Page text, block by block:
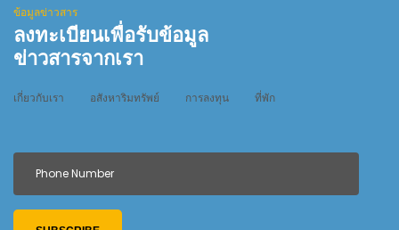
ข้อมูลข่าวสาร
ลงทะเบียนเพื่อรับข้อมูล
ข่าวสารจากเรา
เกี่ยวกับเรา อสังหาริมทรัพย์ การลงทุน ที่พัก